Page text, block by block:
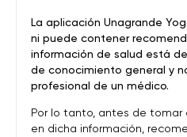
La aplicación Unagrande
ni puede contener
información de salud está
de conocimiento general y
profesional de un médico.
Por lo tanto, antes de tomar
en dicha información,